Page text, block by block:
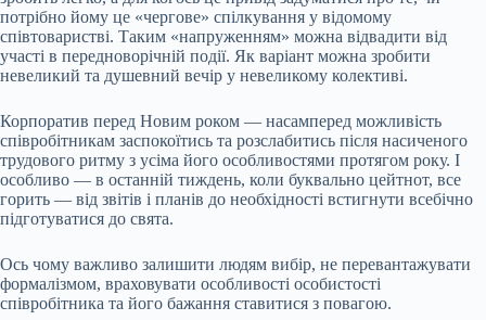
потрібно йому це «чергове» спілкування у відомому
співтоваристві. Таким «напруженням» можна відвадити від
участі в передноворічній події. Як варіант можна зробити
невеликий та душевний вечір у невеликому колективі.
Корпоратив перед Новим роком — насамперед можливість
співробітникам заспокоїтись та розслабитись після насиченого
трудового ритму з усіма його особливостями протягом року. І
особливо — в останній тиждень, коли буквально цейтнот, все
горить — від звітів і планів до необхідності встигнути всебічно
підготуватися до свята.
Ось чому важливо залишити людям вибір, не перевантажувати
формалізмом, враховувати особливості особистості
співробітника та його бажання ставитися з повагою.